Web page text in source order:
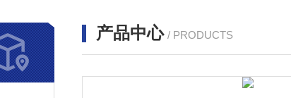
产品中心 / PRODUCTS